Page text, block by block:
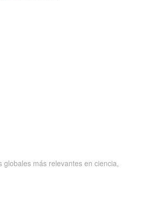
más relevantes en ciencia,